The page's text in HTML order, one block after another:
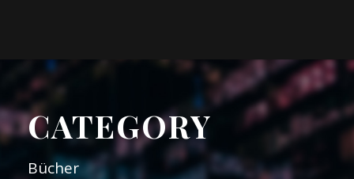
CATEGORY
Bücher